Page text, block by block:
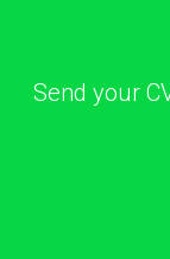
Send your